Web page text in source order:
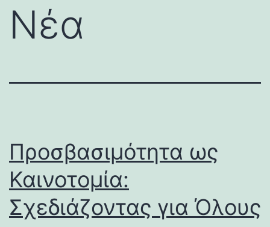
Νέα
Προσβασιμότητα ως
Καινοτομία:
Σχεδιάζοντας για Όλους